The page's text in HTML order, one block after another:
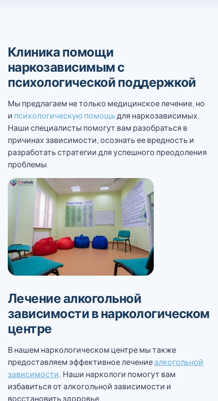
Клиника помощи
наркозависимым с
психологической поддержкой
Мы предлагаем не только медицинское лечение, но
и психологическую помощьдля наркозависимых.
Наши специалисты помогут вам разобраться в
причинах зависимости, осознать ее вредность и
разработать стратегии для успешного преодоления
проблемы.
Лечение алкогольной
зависимости в наркологическом
центре
В нашем наркологическом центре мы также
предоставляем эффективное лечениеалкогольной
зависимости. Наши наркологи помогут вам
избавиться от алкогольной зависимости и
восстановить здоровье.